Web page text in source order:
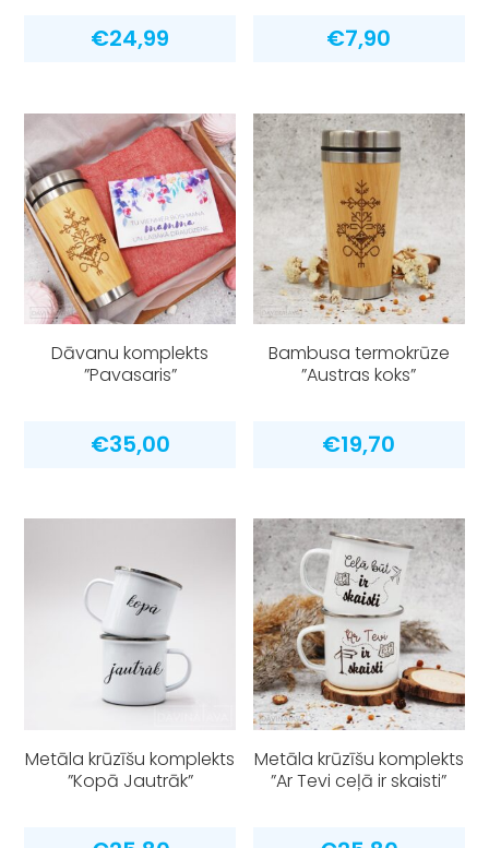
€24,99 €7,90
Dāvanu komplekts
”Pavasaris”
€35,00
Bambusa termokrūze
”Austras koks”
€19,70
Metāla krūzīšu komplekts
”Kopā Jautrāk”
Metāla krūzīšu komplekts
”Ar Tevi ceļā ir skaisti”